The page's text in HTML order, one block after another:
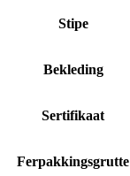
Stipe
Bekleding
Sertifikaat
Ferpakkingsgrutte